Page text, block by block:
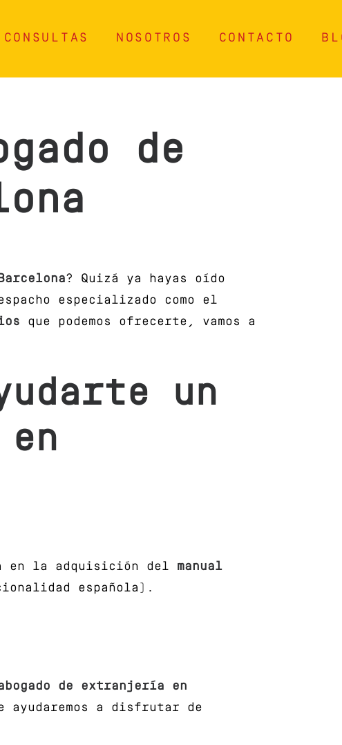
CONSULTAS NOSOTROS CONTACTO
de
? Quizá ya hayas oído
especializado como el
que podemos ofrecerte, vamos a
un
en la adquisición del manual
española).
de extranjería en
ayudaremos a disfrutar de